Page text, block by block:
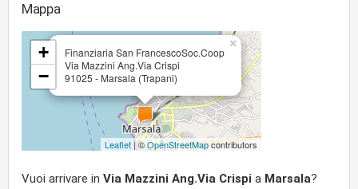
Mappa
Finanziaria San FrancescoSoc.Coop
Via Mazzini Ang.Via Crispi
91025 - Marsala (Trapani)
×
+
−
Leaflet | ©OpenStreetMapcontributors
Vuoi arrivare in Via Mazzini Ang.Via Crispi a Marsala?